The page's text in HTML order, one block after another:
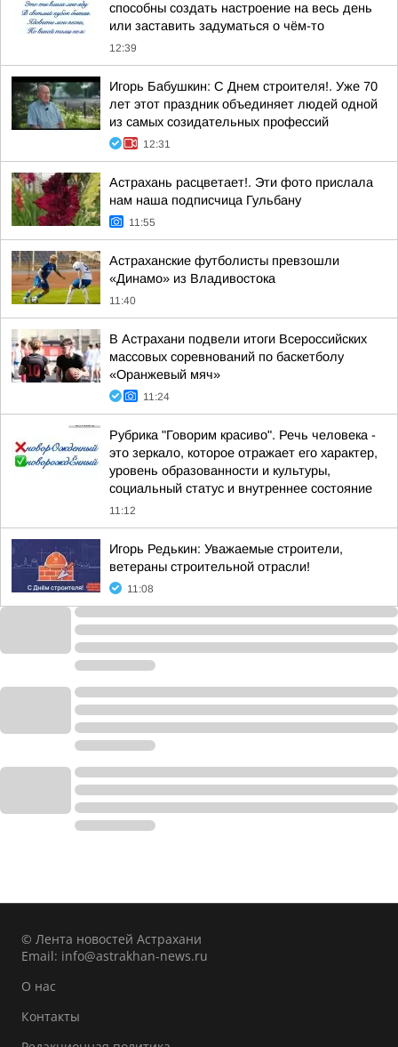
способны создать настроение на весь день
или заставить задуматься о чём-то
12:39
Игорь Бабушкин: С Днем строителя!. Уже 70
лет этот праздник объединяет людей одной
из самых созидательных профессий
12:31
Астрахань расцветает!. Эти фото прислала
нам наша подписчица Гульбану
11:55
Астраханские футболисты превзошли
«Динамо» из Владивостока
11:40
В Астрахани подвели итоги Всероссийских
массовых соревнований по баскетболу
«Оранжевый мяч»
11:24
Рубрика "Говорим красиво". Речь человека -
это зеркало, которое отражает его характер,
уровень образованности и культуры,
социальный статус и внутреннее состояние
11:12
Игорь Редькин: Уважаемые строители,
ветераны строительной отрасли!
11:08
© Лента новостей Астрахани
Email: info@astrakhan-news.ru
О нас
Контакты